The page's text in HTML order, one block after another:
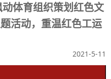
体育组织策划红色文
活动，重温红色工运
2021-5-11